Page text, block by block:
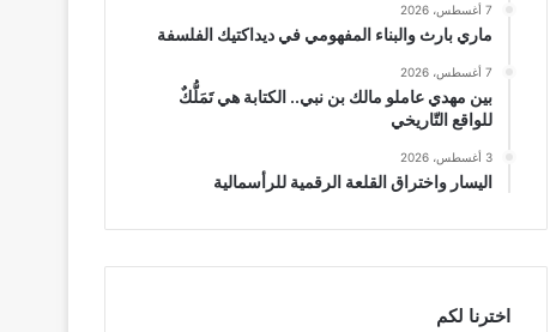
7 أغسطس، 2026
ماري بارث والبناء المفهومي في ديداكتيك الفلسفة
7 أغسطس، 2026
بين مهدي عاملو مالك بن نبي.. الكتابة هي تَمَلُّكٌ
للواقع التّاريخي
3 أغسطس، 2026
اليسار واختراق القلعة الرقمية للرأسمالية
اخترنا لكم